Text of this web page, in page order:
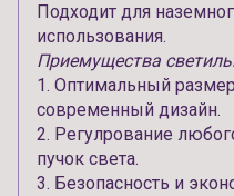
Подходит для
использования.
Приемущества
1. Оптимальный
современный дизайн.
2. Регулрование
пучок света.
3. Безопасность и